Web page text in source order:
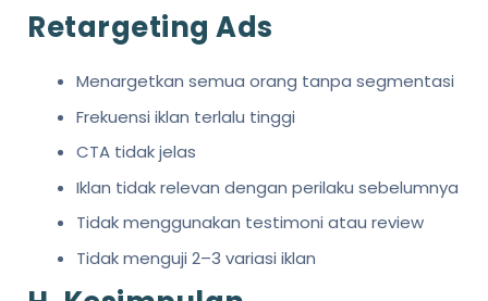
Retargeting Ads
Menargetkan semua orang tanpa segmentasi
Frekuensi iklan terlalu tinggi
CTA tidak jelas
Iklan tidak relevan dengan perilaku sebelumnya
Tidak menggunakan testimoni atau review
Tidak menguji 2–3 variasi iklan